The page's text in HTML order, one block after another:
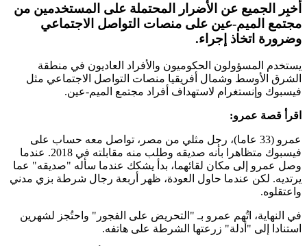
أخبِر الجميع عن الأضرار المحتملة على المستخدمين من
مجتمع الميم-عين على منصات التواصل الاجتماعي
وضرورة اتخاذ إجراء.
يستخدم المسؤولون الحكوميون والأفراد العاديون في منطقة
الشرق الأوسط وشمال أفريقيا منصات التواصل الاجتماعي مثل
فيسبوك وإنستغرام لاستهداف أفراد مجتمع الميم-عين.
اقرأ قصة عمرو:
عمرو (33 عاما)، رجل مثلي من مصر، تواصل معه حساب على
فيسبوك متظاهرا بأنه صديقه وطلب منه مقابلته في 2018. عندما
وصل عمرو إلى مكان لقائهما، بدأ يشكك عندما سأله "صديقه" عما
يرتديه. لكن عندما حاول العودة، ظهر أربعة رجال شرطة بزي مدني
واعتقلوه.
في النهاية، اتُهم عمرو بـ "التحريض على الفجور" واحتُجز لشهرين
استنادا إلى "أدلة" زرعتها الشرطة على هاتفه.